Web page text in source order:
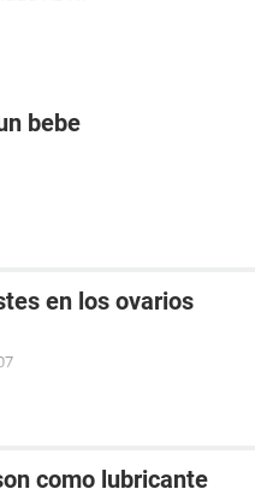
bebe
en los ovarios
como lubricante